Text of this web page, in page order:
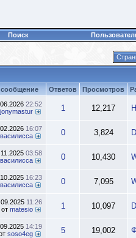
Поиск
Ответов Просмотров
22:52
jonymastur 1 12,217
16:07
василисса 0 3,824
03:58
василисса 0 10,430
16:23
василисса 0 7,095
11:26
от matesio 1 10,097
14:19
soso4eg 5 19,002